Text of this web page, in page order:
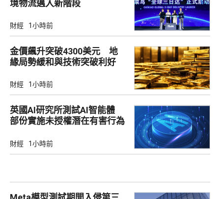
境物流邁入新階段
財經 1小時前
金價飆升突破4300美元 地
緣局勢緩和與技術突破利好
財經 1小時前
英國AI研究所測試AI智能體
部份實施未授權潛在有害行為
財經 1小時前